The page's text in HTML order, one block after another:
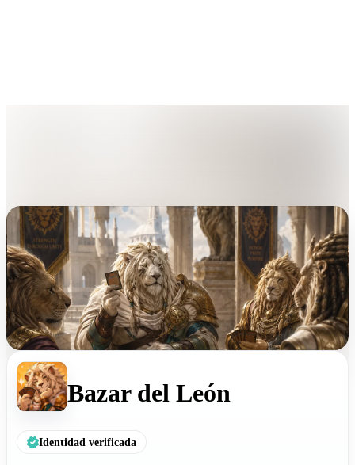
Bazar del León
Identidad verificada